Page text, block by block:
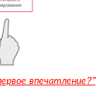
впечатление?"